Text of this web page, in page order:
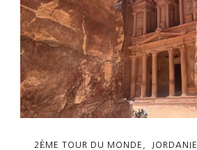
2ÈME TOUR DU MONDE JORDANIE